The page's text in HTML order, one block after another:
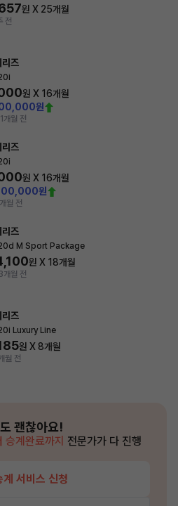
원 X 25개월
전
즈
원 X 16개월
원
1개월 전
즈
원 X 16개월
원
월 전
즈
M Sport Package
원 X 18개월
개월 전
즈
Luxury Line
원 X8개월
월 전
괜찮아요!
승계완료까지 전문가가 다 진행
계 서비스 신청